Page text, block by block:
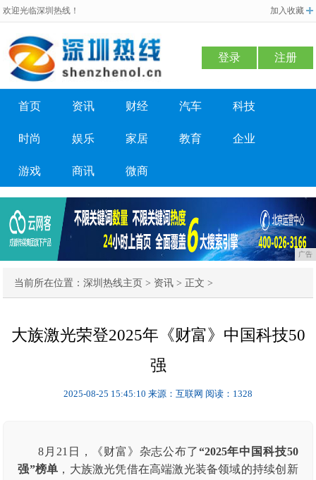
欢迎光临深圳热线！ 加入收藏
登录 注册
首页 资讯 财经 汽车 科技
时尚 娱乐 家居 教育 企业
游戏 商讯 微商
广告
当前所在位置：深圳热线主页 > 资讯 > 正文 >
大族激光荣登2025年《财富》中国科技50
强
2025-08-25 15:45:10 来源：互联网 阅读：1328
8月21日，《财富》杂志公布了“2025年中国科技50
强”榜单 ，大族激光凭借在高端激光装备领域的持续创新